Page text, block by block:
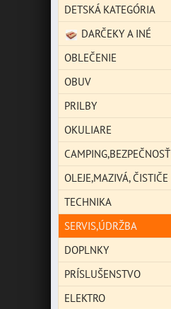
DETSKÁ KATEGÓRIA
DARČEKY A INÉ
OBLEČENIE
OBUV
PRILBY
OKULIARE
CAMPING,BEZPEČNOSŤ
OLEJE,MAZIVÁ, ČISTIČE
TECHNIKA
SERVIS,ÚDRŽBA
DOPLNKY
PRÍSLUŠENSTVO
ELEKTRO